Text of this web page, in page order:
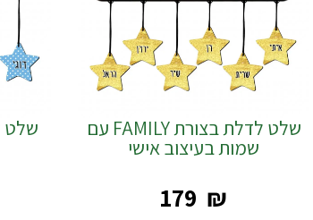
שלט לדלת בצורת FAMILY עם
שמות בעיצוב אישי
‎179 ₪